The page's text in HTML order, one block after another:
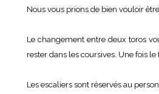
Nous vous prions de bien vouloir
Le changement entre deux toros
rester dans les coursives. Une fois
Les escaliers sont réservés au